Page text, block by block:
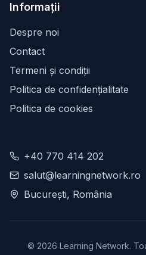
Informații
Despre noi
Contact
Termeni și condiții
Politica de confidențialitate
Politica de cookies
+40 770 414 202
salut@learningnetwork.ro
București, România
© 2026 Learning Network.